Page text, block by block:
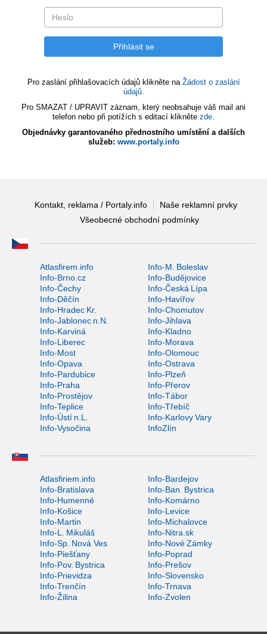
Pro zaslání přihlašovacích údajů klikněte na Žádost o zaslání
údajů.
Pro SMAZAT / UPRAVIT záznam, který neobsahuje váš mail ani
telefon nebo při potížích s editací klikněte zde.
Objednávky garantovaného přednostního umístění a dalších
služeb: www.portaly.info
Kontakt, reklama / Portaly.info
Naše reklamní prvky
Všeobecné obchodní podmínky
Atlasfirem.info
Info-M. Boleslav
Info-Brno.cz
Info-Budějovice
Info-Čechy
Info-Česká Lípa
Info-Děčín
Info-Havířov
Info-Hradec Kr.
Info-Chomutov
Info-Jablonec n.N.
Info-Jihlava
Info-Karviná
Info-Kladno
Info-Liberec
Info-Morava
Info-Most
Info-Olomouc
Info-Opava
Info-Ostrava
Info-Pardubice
Info-Plzeň
Info-Praha
Info-Přerov
Info-Prostějov
Info-Tábor
Info-Teplice
Info-Třebíč
Info-Ústí n.L.
Info-Karlovy Vary
Info-Vysočina
InfoZlín
Atlasfiriem.info
Info-Bardejov
Info-Bratislava
Info-Ban. Bystrica
Info-Humenné
Info-Komárno
Info-Košice
Info-Levice
Info-Martin
Info-Michalovce
Info-L. Mikuláš
Info-Nitra.sk
Info-Sp. Nová Ves
Info-Nové Zámky
Info-Piešťany
Info-Poprad
Info-Pov. Bystrica
Info-Prešov
Info-Prievidza
Info-Slovensko
Info-Trenčín
Info-Trnava
Info-Žilina
Info-Zvolen